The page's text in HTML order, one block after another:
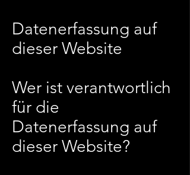
Datenerfassung auf
dieser Website
Wer ist verantwortlich
für die
Datenerfassung auf
dieser Website?